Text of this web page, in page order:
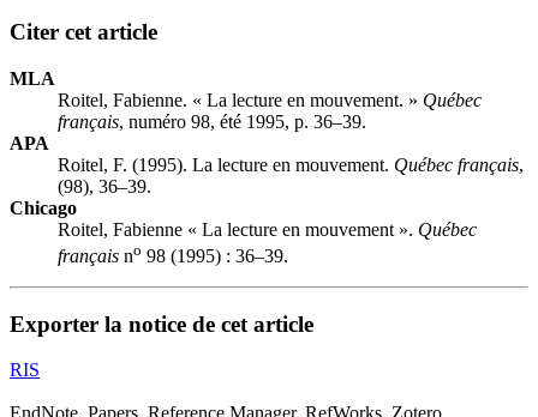
Citer cet article
MLA
Roitel, Fabienne. « La lecture en mouvement. » Québec
français, numéro 98, été 1995, p. 36–39.
APA
Roitel, F. (1995). La lecture en mouvement. Québec français,
(98), 36–39.
Chicago
Roitel, Fabienne « La lecture en mouvement ». Québec
français no 98 (1995) : 36–39.
Exporter la notice de cet article
RIS